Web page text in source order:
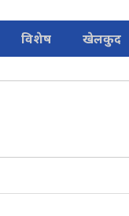
विशेष खेलकुद